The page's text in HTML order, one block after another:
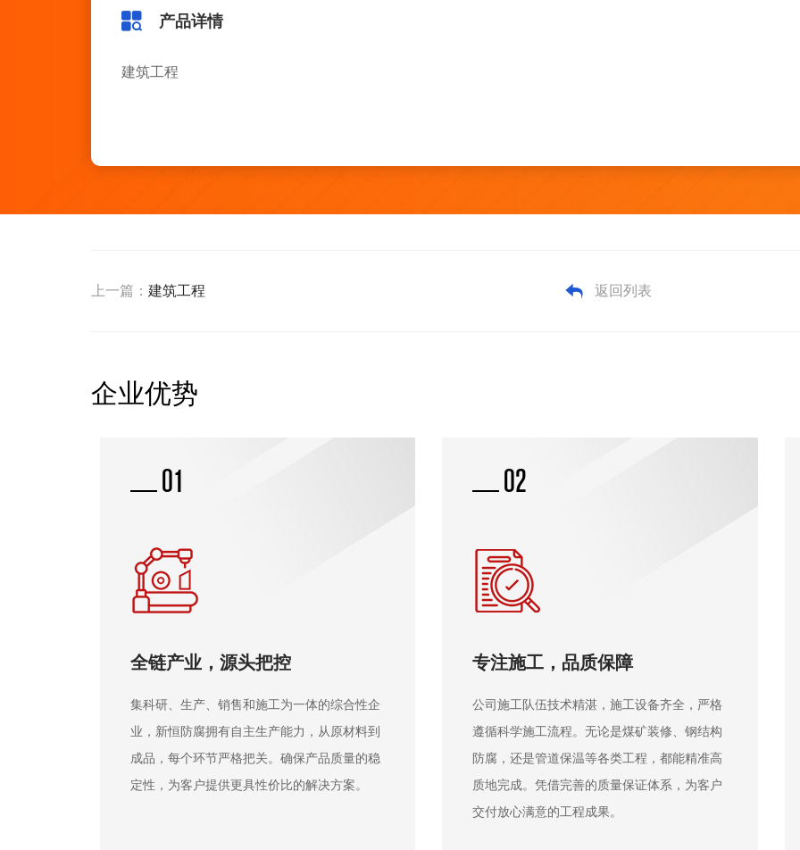
产品详情
建筑工程
上一篇： 建筑工程 返回列表
企业优势
02
专注施工，品质保障
公司施工队伍技术精湛，施工设备齐全，严格
遵循科学施工流程。无论是煤矿装修、钢结构
防腐，还是管道保温等各类工程，都能精准高
质地完成。凭借完善的质量保证体系，为客户
03
丰富经验，行业深耕
新恒防腐的施工足迹遍布全国，涵盖矿山、电
厂、机车厂等多个领域。在众多大中型企业工
程项目中积累了海量实战经验，能够从容应对
各种复杂工况，为不同项目量身定制合适的防
腐施工方案。​